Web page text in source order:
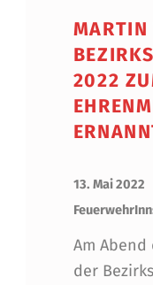
MARTIN
2022
13. Mai 2022
Am Abend
der